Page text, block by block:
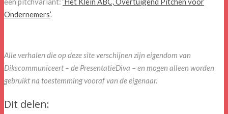
Ondernemers’.
Alle verhalen die op deze site verschijnen zijn eigendom van
Dikscommuniceert – de PresentatieDiva – en mogen alleen worden
gebruikt na toestemming vooraf van de eigenaar.
Dit delen: